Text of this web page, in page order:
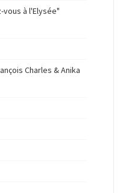
vous à l'Elysée"
Charles & Anika